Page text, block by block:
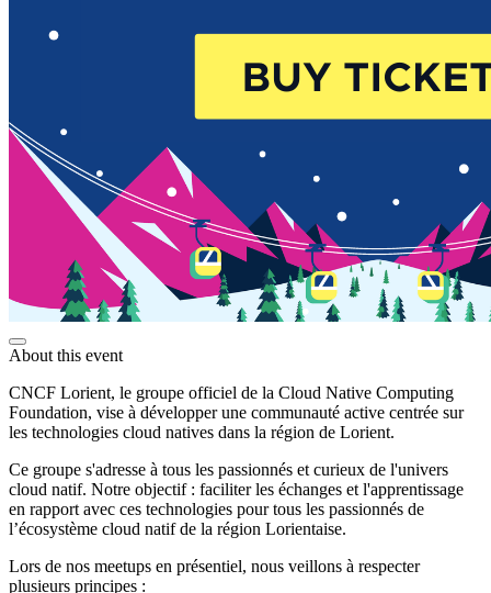
About this event
CNCF Lorient, le groupe officiel de la Cloud Native Computing
Foundation, vise à développer une communauté active centrée sur
les technologies cloud natives dans la région de Lorient.
Ce groupe s'adresse à tous les passionnés et curieux de l'univers
cloud natif. Notre objectif : faciliter les échanges et l'apprentissage
en rapport avec ces technologies pour tous les passionnés de
l’écosystème cloud natif de la région Lorientaise.
Lors de nos meetups en présentiel, nous veillons à respecter
plusieurs principes :